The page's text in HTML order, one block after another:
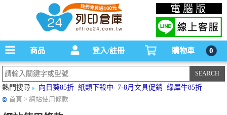
碳粉匣，墨水匣,原廠碳粉匣，副廠碳粉匣，環保碳粉匣,連續供墨印表機-office24列印
倉庫線上購物手機版
電腦版
商品 登入/註冊 購物車 0
熱門搜尋 向日葵85折 紙類下殺中 7-8月文具促銷
綠犀牛85折
首頁 > 網站使用條款